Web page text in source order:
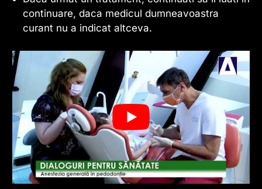
continuare, daca medicul dumneavoastra
curant nu a indicat altceva.